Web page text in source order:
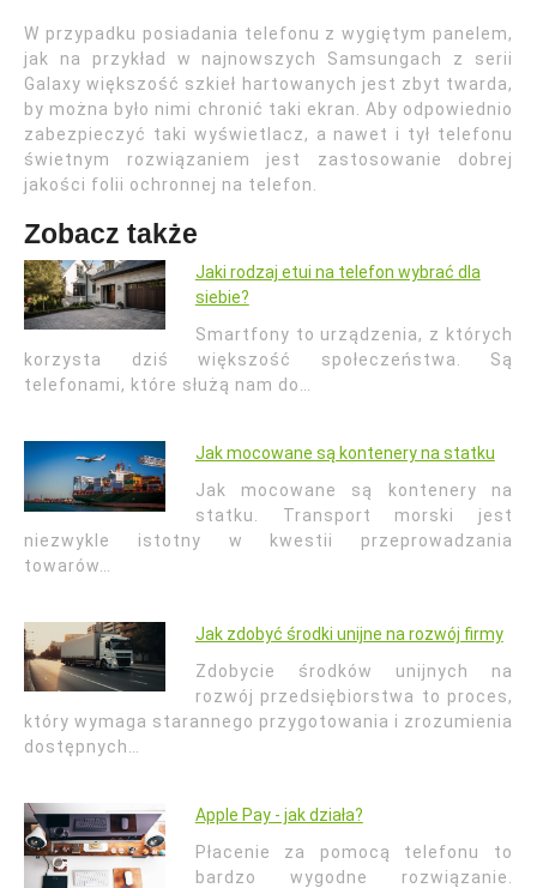
W przypadku posiadania telefonu z wygiętym panelem,
jak na przykład w najnowszych Samsungach z serii
Galaxy większość szkieł hartowanych jest zbyt twarda,
by można było nimi chronić taki ekran. Aby odpowiednio
zabezpieczyć taki wyświetlacz, a nawet i tył telefonu
świetnym rozwiązaniem jest zastosowanie dobrej
jakości folii ochronnej na telefon.
Zobacz także
Jaki rodzaj etui na telefon wybrać dla
siebie?
Smartfony to urządzenia, z których
korzysta dziś większość społeczeństwa. Są
telefonami, które służą nam do…
Jak mocowane są kontenery na statku
Jak mocowane są kontenery na
statku. Transport morski jest
niezwykle istotny w kwestii przeprowadzania
towarów…
Jak zdobyć środki unijne na rozwój firmy
Zdobycie środków unijnych na
rozwój przedsiębiorstwa to proces,
który wymaga starannego przygotowania i zrozumienia
dostępnych…
Apple Pay - jak działa?
Płacenie za pomocą telefonu to
bardzo wygodne rozwiązanie.